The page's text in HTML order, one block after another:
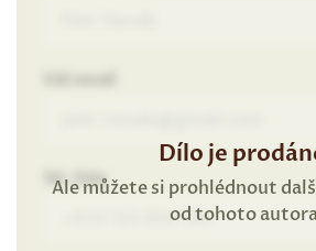
Tel. číslo
Dílo je
Ale můžete si prohlédnout
od tohoto